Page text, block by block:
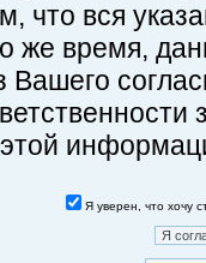
что вся
же время,
этой
Я уверен, что хочу